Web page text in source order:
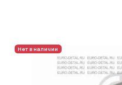
Нет в наличии